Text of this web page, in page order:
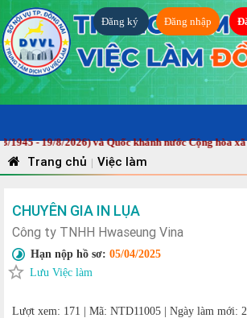
Đăng ký Đăng nhập
- 19/8/2026) và Quốc khánh nước Cộng hòa xã
Trang chủ | Việc làm
CHUYÊN GIA IN LỤA
Công ty TNHH Hwaseung Vina
Hạn nộp hồ sơ: 05/04/2025
Lưu Việc làm
Lượt xem: 171 Mã: NTD11005 Ngày làm mới: